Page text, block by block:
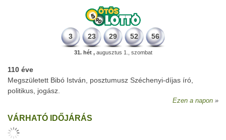
3 23 29 52 56
31. hét ,augusztus 1., szombat
110 éve
Megszületett Bibó István, posztumusz Széchenyi-díjas író,
politikus, jogász.
Ezen a napon
VÁRHATÓ IDŐJÁRÁS